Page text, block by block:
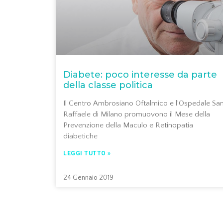
Diabete: poco interesse da parte
della classe politica
Il Centro Ambrosiano Oftalmico e l’Ospedale
Raffaele di Milano promuovono il Mese della
Prevenzione della Maculo e Retinopatia
diabetiche
LEGGI TUTTO »
24 Gennaio 2019